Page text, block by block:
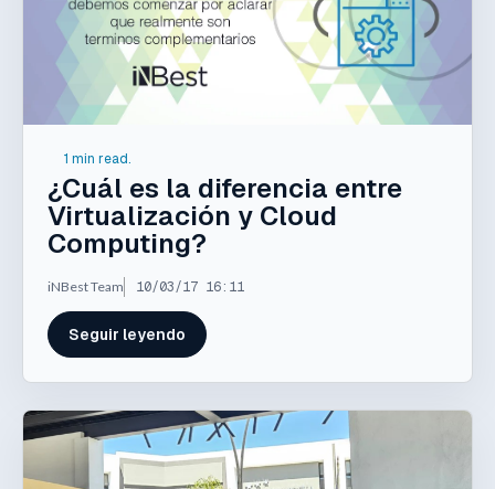
1 min read.
¿Cuál es la diferencia entre
Virtualización y Cloud
Computing?
iNBest Team 10/03/17 16:11
Seguir leyendo